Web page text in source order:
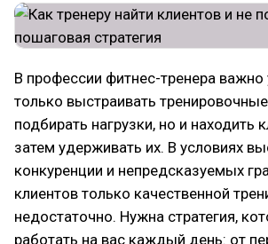
В профессии фитнес-тренера важно
только выстраивать
подбирать нагрузки, но и находить
затем удерживать их. В условиях
конкуренции и непредсказуемых
клиентов только качественной
недостаточно. Нужна стратегия,
работать на вас каждый день: от